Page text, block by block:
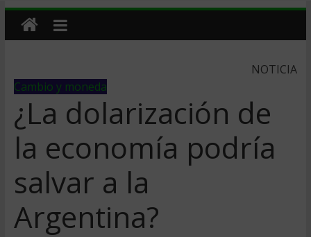
NOTICIA
Cambio y moneda
¿La dolarización de
la economía podría
salvar a la
Argentina?